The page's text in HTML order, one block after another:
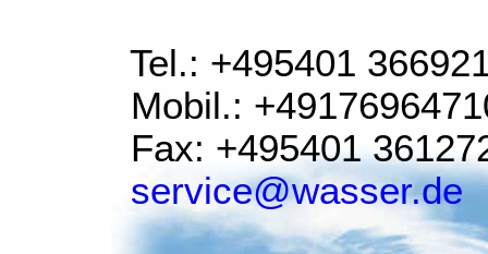
Tel.: +495401
Mobil.:
Fax: +495401
service@wasser.de